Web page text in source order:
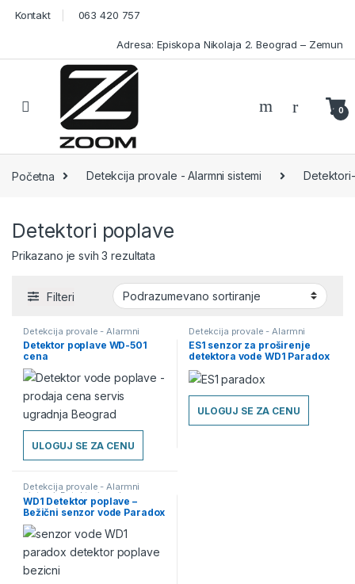
Skip to navigation
Skip to content
Kontakt 063 420 757
Adresa: Episkopa Nikolaja 2. Beograd – Zemun
Open 0
Početna Detekcija provale - Alarmni sistemi
Detektori poplave
Prikazano je svih 3 rezultata
Filteri
Detekcija provale - Alarmni
sistemi, Detektori poplave,
Detektori-Senzori
Detektor poplave WD-501
cena
ULOGUJ SE ZA CENU
Detekcija provale - Alarmni
sistemi, Detektori poplave,
Detektori-Senzori
ES1 senzor za proširenje
detektora vode WD1 Paradox
ULOGUJ SE ZA CENU
Detekcija provale - Alarmni
sistemi Detektori poplave
Detektori-Senzori
WD1 Detektor poplave –
Bežični senzor vode Paradox